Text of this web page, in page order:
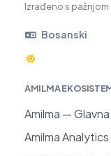
Izrađeno s pažnjom
Bosanski
AMILMA
Amilma —
Amilma